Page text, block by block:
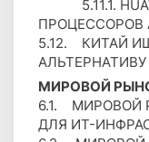
5.11.1.
ПРОЦЕССОРОВ
5.12. КИТАЙ
АЛЬТЕРНАТИВУ
МИРОВОЙ
6.1. МИРОВОЙ
ДЛЯ ИТ-